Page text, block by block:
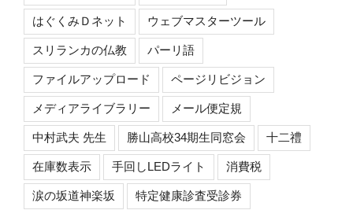
はぐくみＤネット ウェブマスターツール
スリランカの仏教 パーリ語
ファイルアップロード ページリビジョン
メディアライブラリー メール便定規
中村武夫 先生 勝山高校34期生同窓会 十二禮
在庫数表示 手回しLEDライト 消費税
涙の坂道神楽坂 特定健康診査受診券